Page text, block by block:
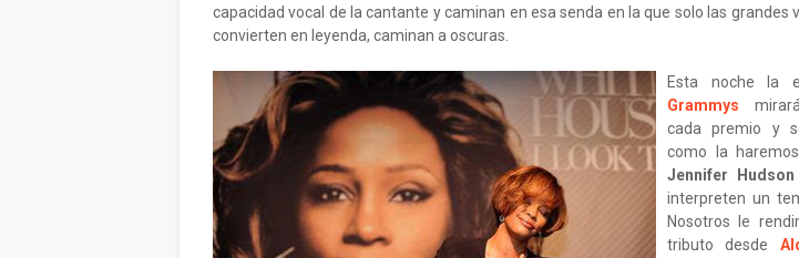
capacidad vocal de la cantante y caminan en esa senda en la que solo las grandes
convierten en leyenda, caminan a oscuras.
Esta noche la
Grammys
cada premio y
como la
Jennifer Hudson
interpreten un
Nosotros le
tributo desde